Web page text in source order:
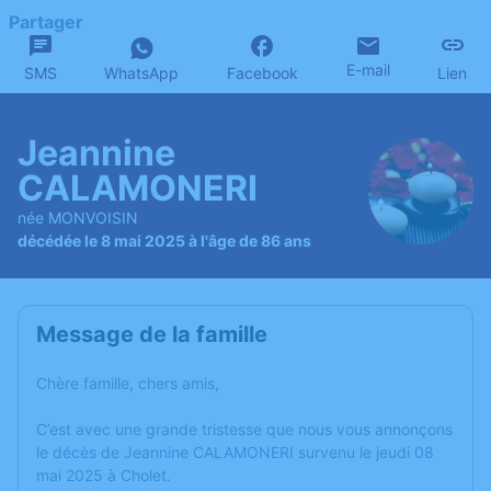
Partager
SMS WhatsApp Facebook E-mail Lien
Jeannine
CALAMONERI
née MONVOISIN
décédée le 8 mai 2025 à l'âge de 86 ans
Message de la famille
Chère famille, chers amis,
C’est avec une grande tristesse que nous vous annonçons
le décès de Jeannine CALAMONERI survenu le jeudi 08
mai 2025 à Cholet.